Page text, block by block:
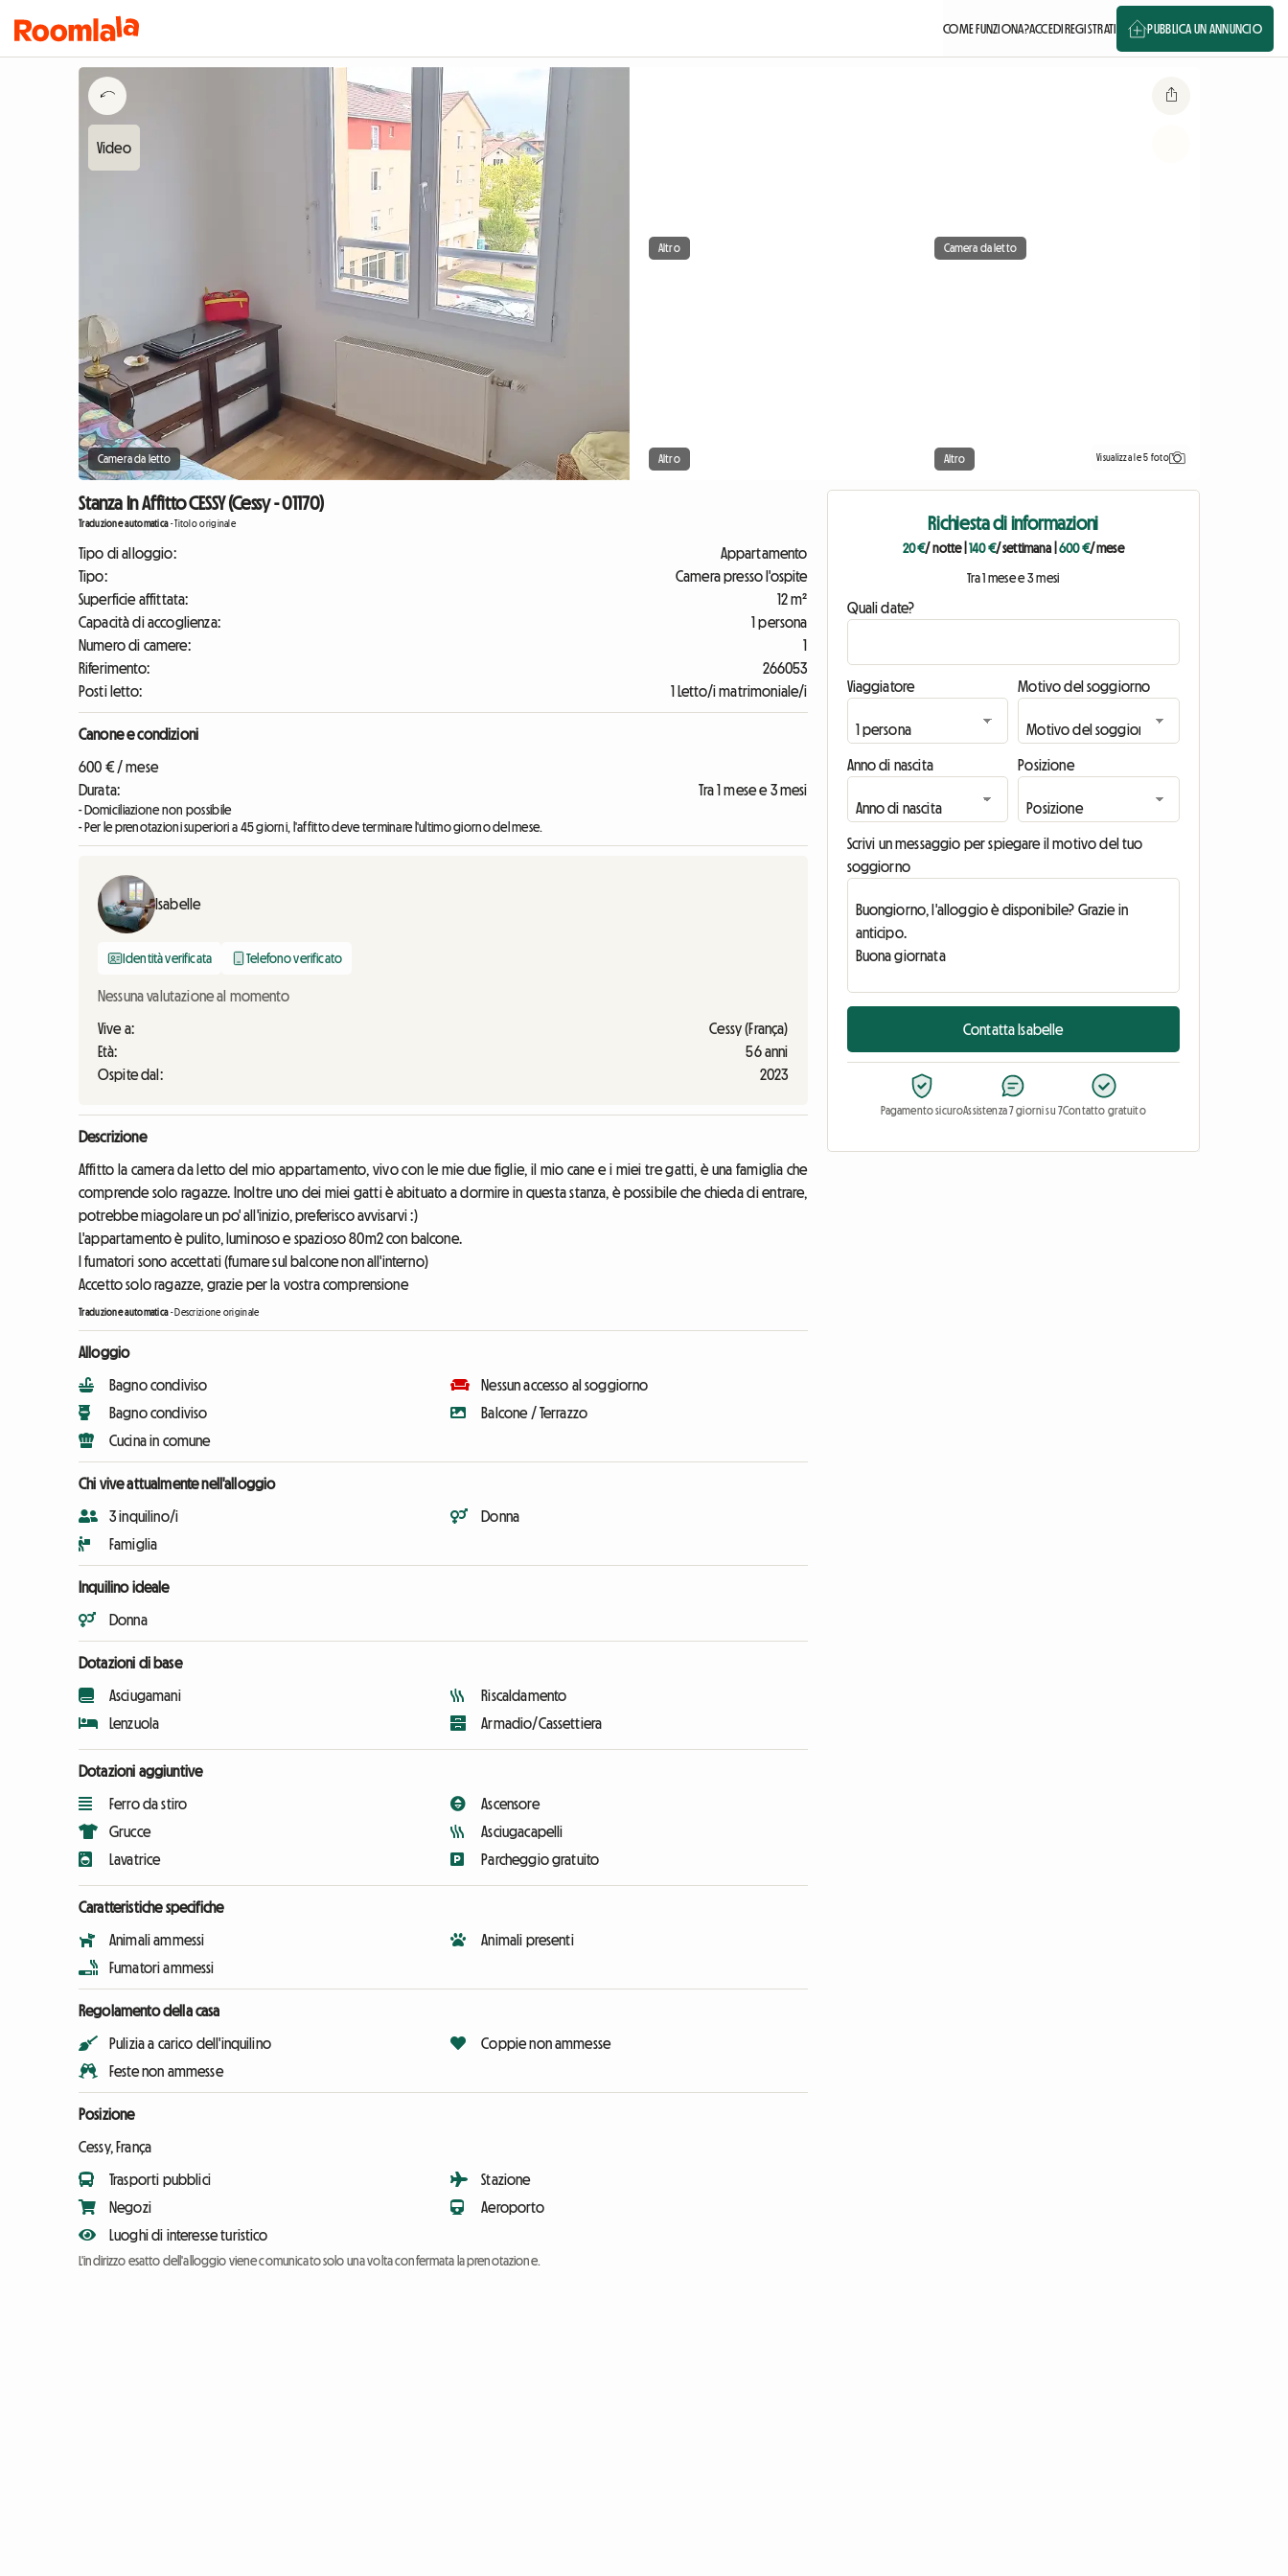
COME FUNZIONA?ACCEDIREGISTRATI PUBBLICA UN ANNUNCIO
Camera da letto
Altro Camera da letto
Altro Altro Visualizza le 5 foto
Stanza In Affitto CESSY (Cessy - 01170)
Traduzione automatica-Titolo originale
Tipo di alloggio:
Appartamento
Tipo:
Camera presso l'ospite
Superficie affittata:
12 m²
Capacità di accoglienza:
1 persona
Numero di camere:
1
Riferimento:
266053
Posti letto:
1 Letto/i matrimoniale/i
Canone e condizioni
600 € / mese
Durata:
Tra 1 mese e 3 mesi
- Domiciliazione non possibile
- Per le prenotazioni superiori a 45 giorni, l'affitto deve terminare l'ultimo giorno del mese.
Isabelle
Identità verificata Telefono verificato
Nessuna valutazione al momento
Vive a:
Cessy (França)
Età:
56 anni
Ospite dal:
2023
Descrizione
Affitto la camera da letto del mio appartamento, vivo con le mie due figlie, il mio cane e i miei tre gatti, è una famiglia che
comprende solo ragazze. Inoltre uno dei miei gatti è abituato a dormire in questa stanza, è possibile che chieda di entrare,
potrebbe miagolare un po' all'inizio, preferisco avvisarvi :)
L'appartamento è pulito, luminoso e spazioso 80m2 con balcone.
I fumatori sono accettati (fumare sul balcone non all'interno)
Accetto solo ragazze, grazie per la vostra comprensione
Traduzione automatica-Descrizione originale
Alloggio
Bagno condiviso
Bagno condiviso
Cucina in comune
Nessun accesso al soggiorno
Balcone / Terrazzo
Chi vive attualmente nell'alloggio
3 inquilino/i
Famiglia
Donna
Inquilino ideale
Donna
Dotazioni di base
Asciugamani
Lenzuola
Riscaldamento
Armadio/Cassettiera
Dotazioni aggiuntive
Ferro da stiro
Grucce
Lavatrice
Ascensore
Asciugacapelli
Parcheggio gratuito
Caratteristiche specifiche
Animali ammessi
Fumatori ammessi
Animali presenti
Regolamento della casa
Pulizia a carico dell'inquilino
Feste non ammesse
Coppie non ammesse
Posizione
Cessy, França
Trasporti pubblici
Negozi
Luoghi di interesse turistico
Stazione
Aeroporto
L'indirizzo esatto dell'alloggio viene comunicato solo una volta confermata la prenotazione.
Richiesta di informazioni
20 €/ notte| 140 €/ settimana |600 €/ mese
Tra 1 mese e 3 mesi
Quali date?
Viaggiatore Motivo del soggiorno
Anno di nascita Posizione
Scrivi un messaggio per spiegare il motivo del tuo
soggiorno
Contatta Isabelle
Pagamento sicuroAssistenza 7 giorni su 7Contatto gratuito